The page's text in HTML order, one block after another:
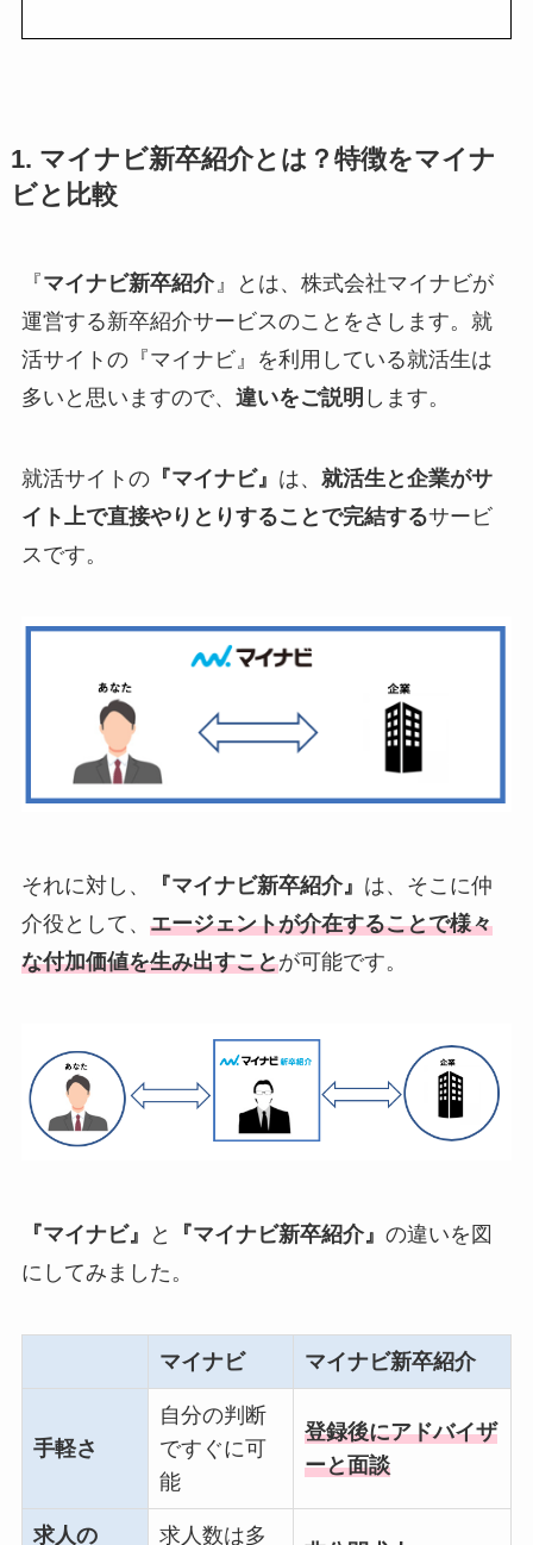
1. マイナビ新卒紹介とは？特徴をマイナ
ビと比較
『マイナビ新卒紹介』とは、株式会社マイナビが
運営する新卒紹介サービスのことをさします。就
活サイトの『マイナビ』を利用している就活生は
多いと思いますので、 違いをご説明 します。
就活サイトの『マイナビ』 は、 就活生と企業がサ
イト上で直接やりとりすることで完結するサービ
スです。
それに対し、 『マイナビ新卒紹介』 は、そこに仲
介役として、 エージェントが介在することで様々
な付加価値を生み出すことが可能です。
『マイナビ』 と 『マイナビ新卒紹介』 の違いを図
にしてみました。
マイナビ マイナビ新卒紹介
手軽さ
自分の判断
ですぐに可
能
登録後にアドバイザ
ーと面談
求人の 求人数は多